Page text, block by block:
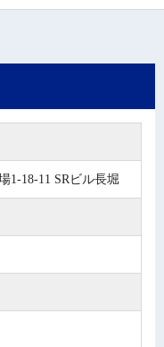
1-18-11 SRビル長堀